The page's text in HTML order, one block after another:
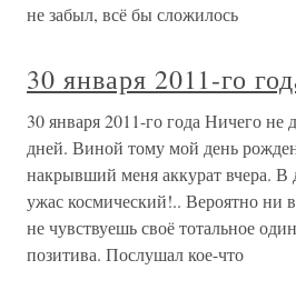
не забыл, всё бы сложилось
30 января 2011-го
30 января 2011-го года Ничего не
дней. Виной тому мой день
накрывший меня аккурат вчера. В
ужас космический!.. Вероятно ни
не чувствуешь своё тотальное
позитива. Послушал кое-что